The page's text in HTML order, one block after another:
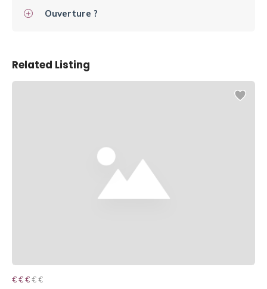
Ouverture ?
Related Listing
€ € € € €
€ € €